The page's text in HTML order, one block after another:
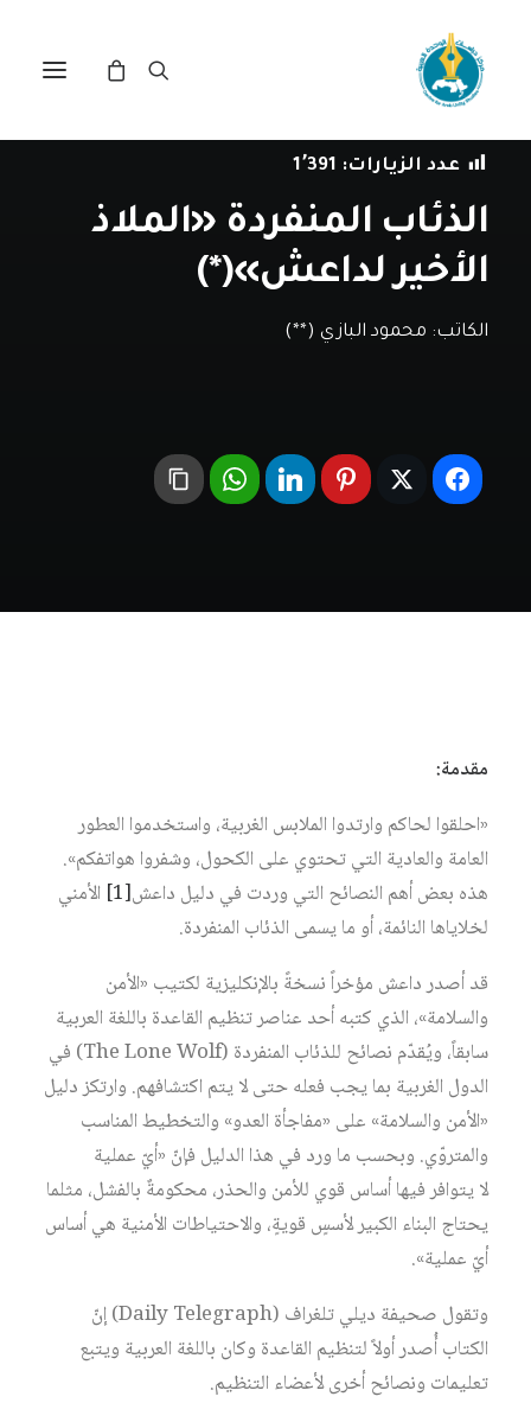
فيدراسات
عدد الزيارات: 1٬391
الذئاب المنفردة «الملاذ
الأخير لداعش»(*)
الكاتب: محمود البازي (**)
مقدمة:
«احلقوا لحاكم وارتدوا الملابس الغربية، واستخدموا العطور
العامة والعادية التي تحتوي على الكحول، وشفروا هواتفكم».
هذه بعض أهم النصائح التي وردت في دليل داعش‏[1]
الأمني
لخلاياها النائمة، أو ما يسمى الذئاب المنفردة.
قد أصدر داعش مؤخراً نسخةً بالإنكليزية لكتيب «الأمن
والسلامة»، الذي كتبه أحد عناصر تنظيم القاعدة باللغة العربية
سابقاً، ويُقدّم نصائح للذئاب المنفردة (The Lone Wolf) في
الدول الغربية بما يجب فعله حتى لا يتم اكتشافهم. وارتكز دليل
«الأمن والسلامة» على «مفاجأة العدو» والتخطيط المناسب
والمتروّي. وبحسب ما ورد في هذا الدليل فإنّ «أيّ عملية
لا يتوافر فيها أساس قوي للأمن والحذر، محكومةٌ بالفشل، مثلما
يحتاج البناء الكبير لأسسٍ قويةٍ، والاحتياطات الأمنية هي أساس
أيّ عملية».
وتقول صحيفة ديلي تلغراف (Daily Telegraph) إنّ
الكتاب أُصدر أولاً لتنظيم القاعدة وكان باللغة العربية ويتبع
تعليمات ونصائح أخرى لأعضاء التنظيم.